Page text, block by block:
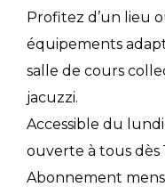
Profitez d’un lieu
équipements
salle de cours
jacuzzi.
Accessible du
ouverte à tous dès
Abonnement